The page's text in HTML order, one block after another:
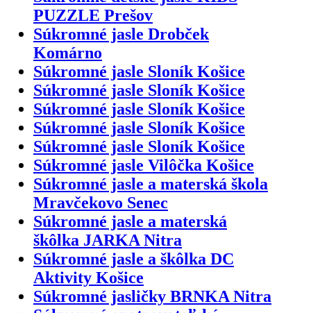
PUZZLE Prešov
Súkromné jasle Drobček
Komárno
Súkromné jasle Sloník Košice
Súkromné jasle Sloník Košice
Súkromné jasle Sloník Košice
Súkromné jasle Sloník Košice
Súkromné jasle Sloník Košice
Súkromné jasle Vilôčka Košice
Súkromné jasle a materská škola
Mravčekovo Senec
Súkromné jasle a materská
škôlka JARKA Nitra
Súkromné jasle a škôlka DC
Aktivity Košice
Súkromné jasličky BRNKA Nitra